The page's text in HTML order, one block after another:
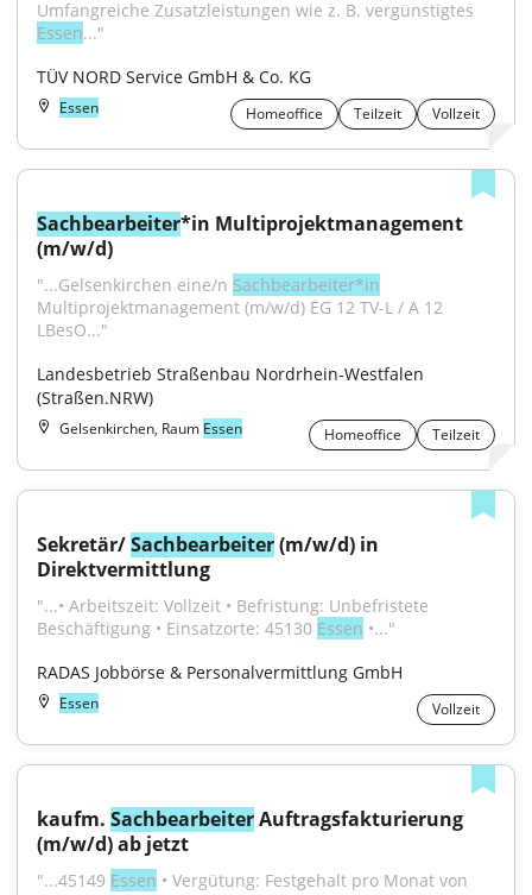
Essen..."
TÜV NORD Service GmbH & Co. KG
Essen Homeoffice Teilzeit Vollzeit
Sachbearbeiter*in Multiprojektmanagement
(m/w/d)
"...Gelsenkirchen eine/n Sachbearbeiter*in
Multiprojektmanagement (m/w/d) EG 12 TV-L / A 12
LBesO..."
Landesbetrieb Straßenbau Nordrhein-Westfalen
(Straßen.NRW)
Gelsenkirchen, Raum Essen Homeoffice Teilzeit
Sekretär/ Sachbearbeiter (m/w/d) in
Direktvermittlung
"...• Arbeitszeit: Vollzeit • Befristung: Unbefristete
Beschäftigung • Einsatzorte: 45130 Essen •..."
RADAS Jobbörse & Personalvermittlung GmbH
Essen Vollzeit
kaufm. Sachbearbeiter Auftragsfakturierung
(m/w/d) ab jetzt
"...45149 Essen • Vergütung: Festgehalt pro Monat von